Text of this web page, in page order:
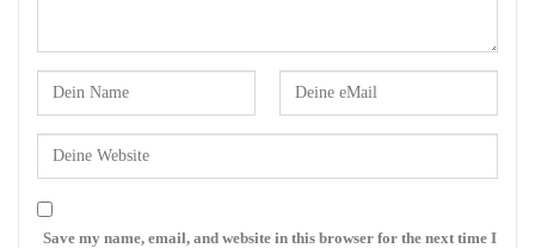
Save my name, email, and website in this browser for the next time I